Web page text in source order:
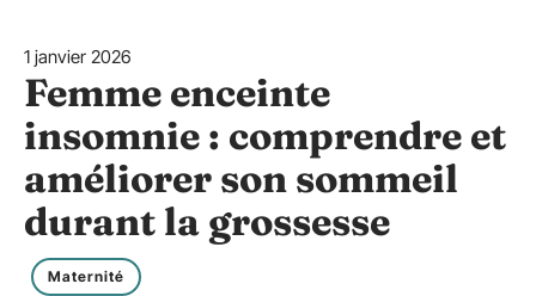
1 janvier 2026
Femme enceinte
insomnie : comprendre et
améliorer son sommeil
durant la grossesse
Maternité